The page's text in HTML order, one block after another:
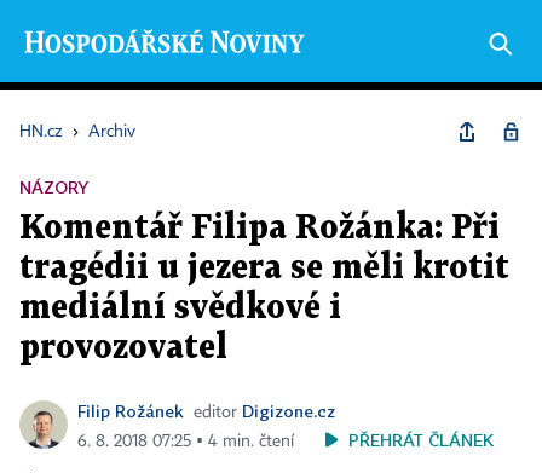
HN.cz › Archiv
NÁZORY
Komentář Filipa Rožánka: Při
tragédii u jezera se měli krotit
mediální svědkové i
provozovatel
Filip Rožánek editor Digizone.cz
6. 8. 2018 07:25 ▪ 4 min. čtení PŘEHRÁT ČLÁNEK